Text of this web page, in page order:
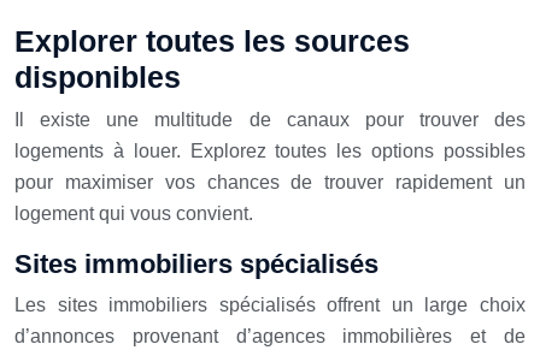
Explorer toutes les sources
disponibles
Il existe une multitude de canaux pour trouver des
logements à louer. Explorez toutes les options possibles
pour maximiser vos chances de trouver rapidement un
logement qui vous convient.
Sites immobiliers spécialisés
Les sites immobiliers spécialisés offrent un large choix
d’annonces provenant d’agences immobilières et de